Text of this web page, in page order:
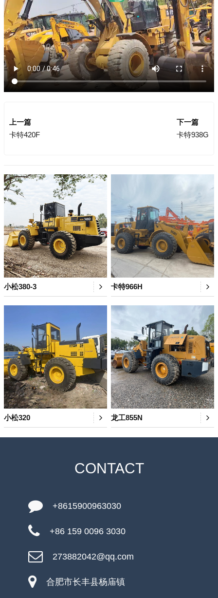
上一篇
卡特420F
下一篇
卡特938G
小松380-3 卡特966H
小松320 龙工855N
CONTACT
+8615900963030
+86 159 0096 3030
273882042@qq.com
合肥市长丰县杨庙镇